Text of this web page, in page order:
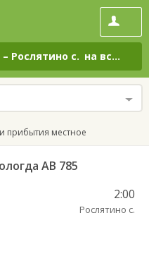
– Рослятино с. на все дни
прибытия местное
АВ 785
2:00
Рослятино с.